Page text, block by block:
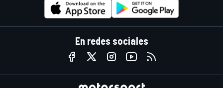
En redes sociales